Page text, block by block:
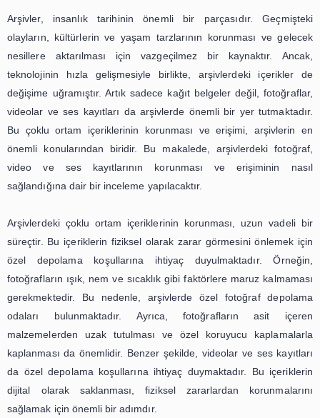
günümüzde dijital dünyanın vazgeçilmez bir
gelmiştir. Fotoğraf, video ve ses kayıtlarının korunması
kişisel anılarımızın yanı sıra tarihi ve kültürel mirasın
için de büyük bir önem taşımaktadır. Bu nedenle,
ortam içeriğinin yönetimi konusunda gerekli önlemlerin
doğru yöntemlerin kullanılması, içeriklerin uzun vadeli
ve erişilebilirliği açısından büyük bir önem taşımaktadır.
Kayıtlarının Korunması ve Erişimi
Sağlanır?
Arşivler, insanlık tarihinin önemli bir parçasıdır.
olayların, kültürlerin ve yaşam tarzlarının korunması
nesillere aktarılması için vazgeçilmez bir
teknolojinin hızla gelişmesiyle birlikte, arşivlerdeki
değişime uğramıştır. Artık sadece kağıt belgeler değil,
videolar ve ses kayıtları da arşivlerde önemli bir yer